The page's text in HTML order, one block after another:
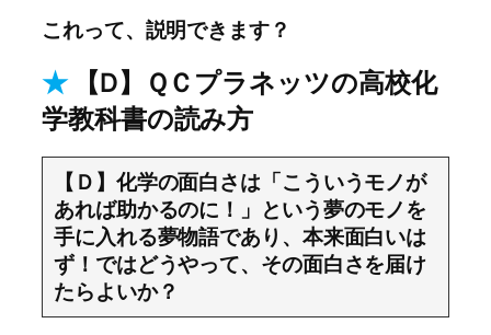
これって、説明できます？
★【D】ＱＣプラネッツの高校化
学教科書の読み方
【Ｄ】化学の面白さは「こういうモノが
あれば助かるのに！」という夢のモノを
手に入れる夢物語であり、本来面白いは
ず！ではどうやって、その面白さを届け
たらよいか？